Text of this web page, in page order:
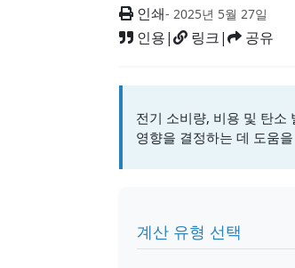
인쇄- 2025년 5월 27일
인용| 링크| 공유
전기 소비량, 비용 및 탄소
영향을 결정하는 데 도움
계산 유형 선택